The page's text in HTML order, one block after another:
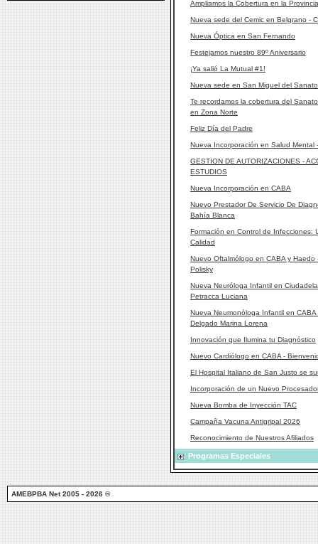
Ampliamos la Cobertura en la Provincia
Nueva sede del Cemic en Belgrano -
Nueva Óptica en San Fernando
Festejamos nuestro 89º Aniversario
¡Ya salió La Mutual #1!
Nueva sede en San Miguel del
Te recordamos la cobertura del
en Zona Norte
Feliz Día del Padre
Nueva Incorporación en Salud Mental
GESTION DE AUTORIZACIONES -
ESTUDIOS
Nueva Incorporación en CABA
Nuevo Prestador De Servicio De
Bahía Blanca
Formación en Control de Infecciones:
Calidad
Nuevo Oftalmólogo en CABA y Haedo
Polisky
Nueva Neuróloga Infantil en
Petracca Luciana
Nueva Neumonóloga Infantil en
Delgado Marina Lorena
Innovación que Ilumina tu Diagnóstico
Nuevo Cardiólogo en CABA -
El Hospital Italiano de San Justo se
Incorporación de un Nuevo
Nueva Bomba de Inyección TAC
Campaña Vacuna Antigripal 2026
Reconocimiento de Nuestros Afiliados
Programas Especiales
AMEBPBA Net 2005 - 2026 ®